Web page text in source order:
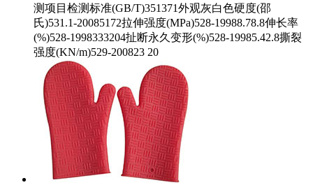
测项目检测标准(GB/T)351371外观灰白色硬度(邵
氏)531.1-20085172拉伸强度(MPa)528-19988.78.8伸长率
(%)528-1998333204扯断永久变形(%)528-19985.42.8撕裂
强度(KN/m)529-200823 20